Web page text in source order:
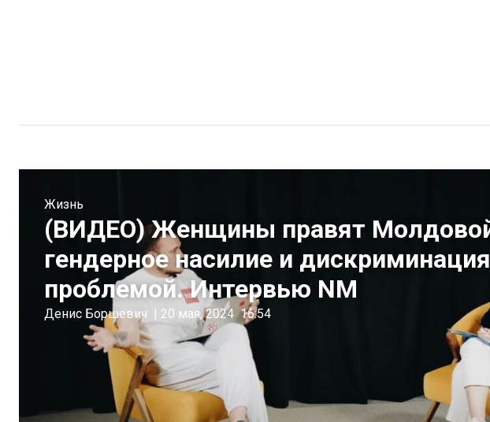
Жизнь
(ВИДЕО) Женщины правят
гендерное насилие и
проблемой. Интервью NM
Денис Боршевич | 20 мая, 2024 16:54